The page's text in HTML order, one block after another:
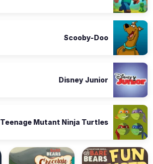
Scooby-Doo
Disney Junior
Teenage Mutant Ninja Turtles